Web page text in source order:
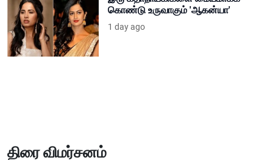
கொண்டு உருவாகும் 'ஆகன்யா'
1 day ago
திரை விமர்சனம்